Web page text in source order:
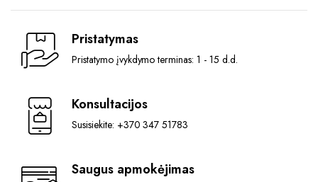
340,00 €.
329,00 €.
Pristatymas
Pristatymo įvykdymo terminas: 1 - 15 d.d.
Konsultacijos
Susisiekite: +370 347 51783
Saugus apmokėjimas